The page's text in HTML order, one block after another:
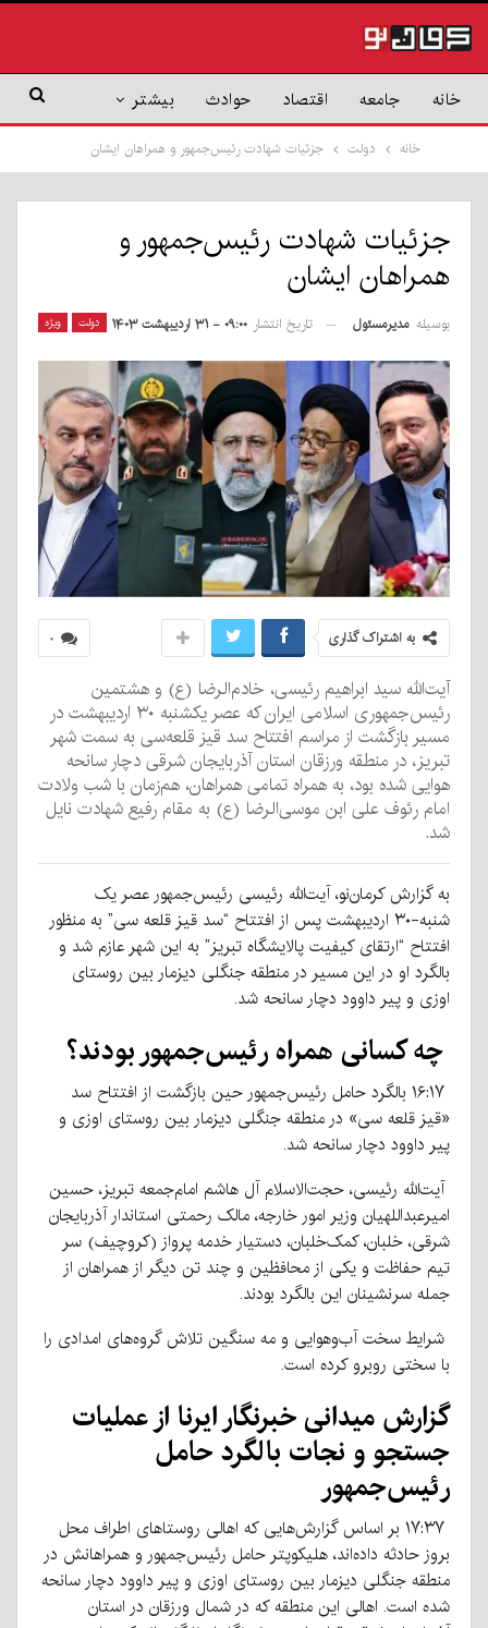
خانه جامعه اقتصاد حوادث بیشتر
خانه دولت جزئیات شهادت رئیس‌جمهور و همراهان ایشان
جزئیات شهادت رئیس‌جمهور و
همراهان ایشان
دولت ویژه بوسیله مدیرمسئول تاریخ انتشار ۰۹:۰۰ - ۳۱ اردیبهشت ۱۴۰۳
۰ به اشتراک گذاری
آیت‌الله سید ابراهیم رئیسی، خادم‌الرضا (ع) و هشتمین
رئیس‌جمهوری اسلامی ایران که عصر یکشنبه ۳۰ اردیبهشت در
مسیر بازگشت از مراسم افتتاح سد قیز قلعه‌سی به سمت شهر
تبریز، در منطقه ورزقان استان آذربایجان شرقی دچار سانحه
هوایی شده بود، به همراه تمامی همراهان، هم‌زمان با شب ولادت
امام رئوف علی ابن موسی‌الرضا (ع) به مقام رفیع شهادت نایل
شد.
به گزارش کرمان‌نو، آیت‌الله رئیسی رئیس‌جمهور عصر یک
شنبه-۳۰ اردیبهشت پس از افتتاح “سد قیز قلعه سی” به منظور
افتتاح “ارتقای کیفیت پالایشگاه تبریز” به این شهر عازم شد و
بالگرد او در این مسیر در منطقه جنگلی دیزمار بین روستای
اوزی و پیر داوود دچار سانحه شد.
چه کسانی همراه رئیس‌جمهور بودند؟
۱۶:۱۷ بالگرد حامل رئیس‌جمهور حین بازگشت از افتتاح سد
«قیز قلعه سی» در منطقه جنگلی دیزمار بین روستای اوزی و
پیر داوود دچار سانحه شد.
آیت‌الله رئیسی، حجت‌الاسلام آل هاشم امام‌جمعه تبریز، حسین
امیرعبداللهیان وزیر امور خارجه، مالک رحمتی استاندار آذربایجان
شرقی، خلبان، کمک‌خلبان، دستیار خدمه پرواز (کروچیف) سر
تیم حفاظت و یکی از محافظین و چند تن دیگر از همراهان از
جمله سرنشینان این بالگرد بودند.
شرایط سخت آب‌وهوایی و مه سنگین تلاش گروه‌های امدادی را
با سختی روبرو کرده است.
گزارش میدانی خبرنگار ایرنا از عملیات
جستجو و نجات بالگرد حامل
رئیس‌جمهور
۱۷:۳۷ بر اساس گزارش‌هایی که اهالی روستاهای اطراف محل
بروز حادثه داده‌اند، هلیکوپتر حامل رئیس‌جمهور و همراهانش در
منطقه جنگلی دیزمار بین روستای اوزی و پیر داوود دچار سانحه
شده است. ️اهالی این منطقه که در شمال ورزقان در استان